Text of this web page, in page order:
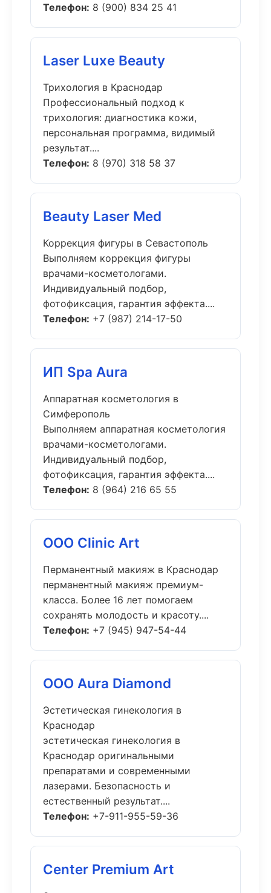
Телефон: 8 (900) 834 25 41
Laser Luxe Beauty
Трихология в Краснодар
Профессиональный подход к
трихология: диагностика кожи,
персональная программа, видимый
результат....
Телефон: 8 (970) 318 58 37
Beauty Laser Med
Коррекция фигуры в Севастополь
Выполняем коррекция фигуры
врачами-косметологами.
Индивидуальный подбор,
фотофиксация, гарантия эффекта....
Телефон: +7 (987) 214-17-50
ИП Spa Aura
Аппаратная косметология в
Симферополь
Выполняем аппаратная косметология
врачами-косметологами.
Индивидуальный подбор,
фотофиксация, гарантия эффекта....
Телефон: 8 (964) 216 65 55
ООО Clinic Art
Перманентный макияж в Краснодар
перманентный макияж премиум-
класса. Более 16 лет помогаем
сохранять молодость и красоту....
Телефон: +7 (945) 947-54-44
ООО Aura Diamond
Эстетическая гинекология в
Краснодар
эстетическая гинекология в
Краснодар оригинальными
препаратами и современными
лазерами. Безопасность и
естественный результат....
Телефон: +7-911-955-59-36
Center Premium Art